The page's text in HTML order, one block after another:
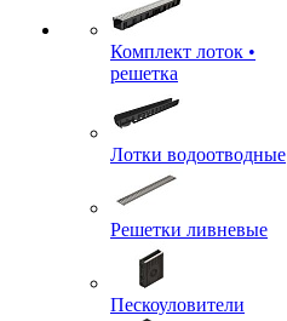
Комплект лоток •
решетка
Лотки водоотводные
Решетки ливневые
Пескоуловители